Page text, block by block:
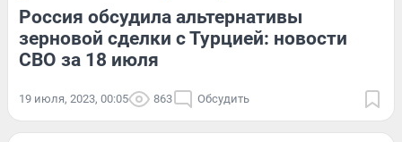
Россия обсудила альтернативы
зерновой сделки с Турцией: новости
СВО за 18 июля
19 июля, 2023, 00:05 863 Обсудить